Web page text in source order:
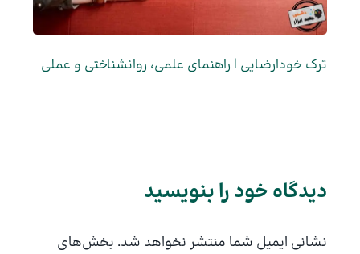
ترک خودارضایی | راهنمای علمی، روانشناختی و عملی
دیدگاه‌ خود را بنویسید
نشانی ایمیل شما منتشر نخواهد شد. بخش‌های